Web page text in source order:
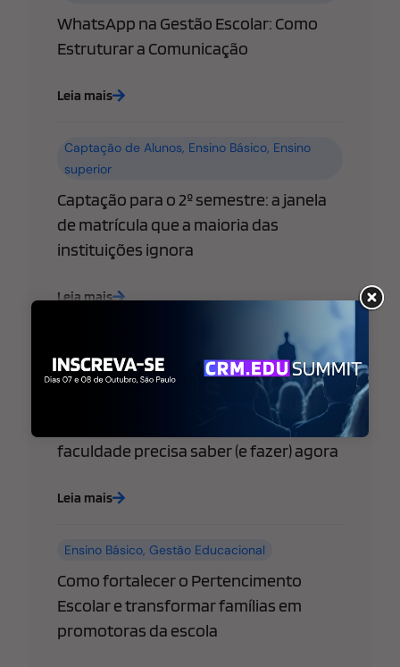
WhatsApp na Gestão Escolar: Como
Estruturar a Comunicação
Leia mais
Captação de Alunos, Ensino Básico, Ensino
superior
Captação para o 2º semestre: a janela
de matrícula que a maioria das
instituições ignora
Leia mais
Estratégia de
Marketing Educacional
WhatsApp libera “@username” para
empresas: o que sua escola ou
faculdade precisa saber (e fazer) agora
Leia mais
Ensino Básico,Gestão Educacional
Como fortalecer o Pertencimento
Escolar e transformar famílias em
promotoras da escola